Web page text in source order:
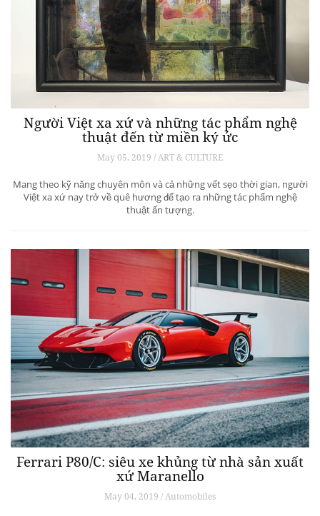
Người Việt xa xứ và những tác phẩm nghệ
thuật đến từ miền ký ức
May 05, 2019 / ART & CULTURE
Mang theo kỹ năng chuyên môn và cả những vết sẹo thời gian, người
Việt xa xứ nay trở về quê hương để tạo ra những tác phẩm nghệ
thuật ấn tượng.
Ferrari P80/C: siêu xe khủng từ ​​nhà sản xuất
xứ Maranello
May 04, 2019 / Automobiles